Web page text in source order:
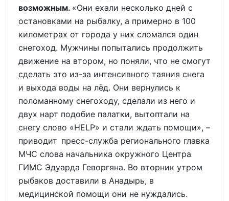
возможным. «Они ехали несколько дней с
остановками на рыбалку, а примерно в 100
километрах от города у них сломался один
снегоход. Мужчины попытались продолжить
движение на втором, но поняли, что не смогут
сделать это из-за интенсивного таяния снега
и выхода воды на лёд. Они вернулись к
поломанному снегоходу, сделали из него и
двух нарт подобие палатки, вытоптали на
снегу слово «HELP» и стали ждать помощи», –
приводит пресс-служба регионального главка
МЧС слова начальника окружного Центра
ГИМС Эдуарда Геворгяна. Во вторник утром
рыбаков доставили в Анадырь, в
медицинской помощи они не нуждались.